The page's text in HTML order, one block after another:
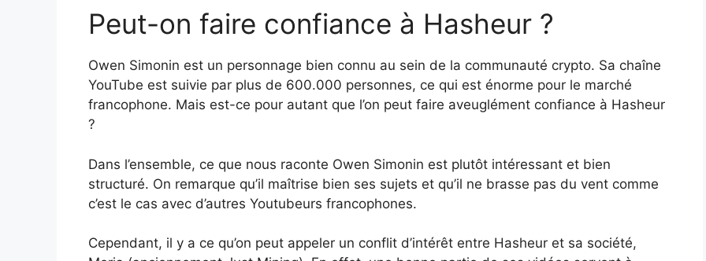
Peut-on faire confiance à Hasheur ?
Owen Simonin est un personnage bien connu au sein de la communauté crypto. Sa chaîne
YouTube est suivie par plus de 600.000 personnes, ce qui est énorme pour le marché
francophone. Mais est-ce pour autant que l’on peut faire aveuglément confiance à Hasheur
?
Dans l’ensemble, ce que nous raconte Owen Simonin est plutôt intéressant et bien
structuré. On remarque qu’il maîtrise bien ses sujets et qu’il ne brasse pas du vent comme
c’est le cas avec d’autres Youtubeurs francophones.
Cependant, il y a ce qu’on peut appeler un conflit d’intérêt entre Hasheur et sa société,